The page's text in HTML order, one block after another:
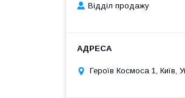
Відділ продажу
Героїв Космоса 1, Київ,